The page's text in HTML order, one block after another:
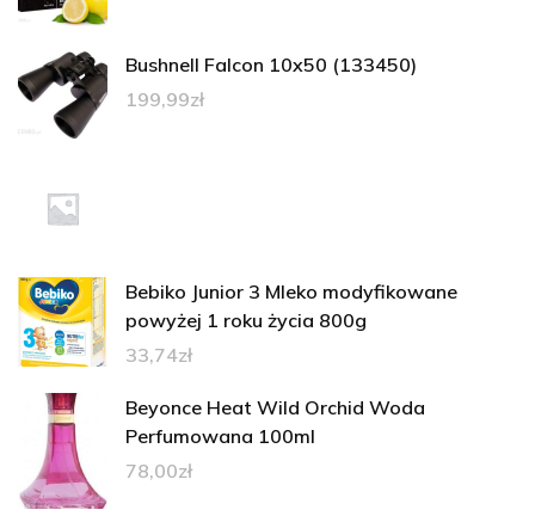
Bushnell Falcon 10x50 (133450)
199,99zł
Bebiko Junior 3 Mleko modyfikowane
powyżej 1 roku życia 800g
33,74zł
Beyonce Heat Wild Orchid Woda
Perfumowana 100ml
78,00zł